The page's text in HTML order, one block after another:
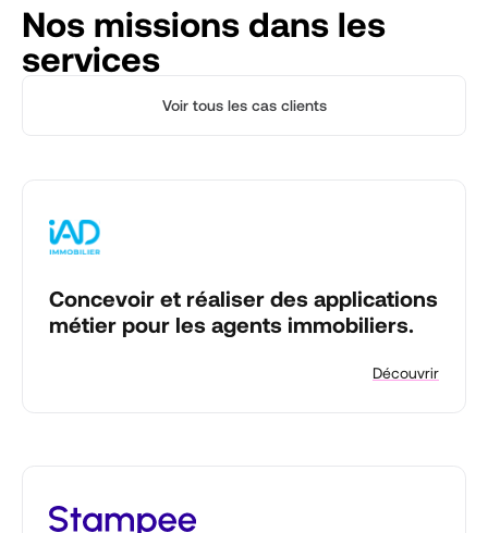
Nos missions dans les
services
Voir tous les cas clients
Concevoir et réaliser des applications
métier pour les agents immobiliers.
Découvrir